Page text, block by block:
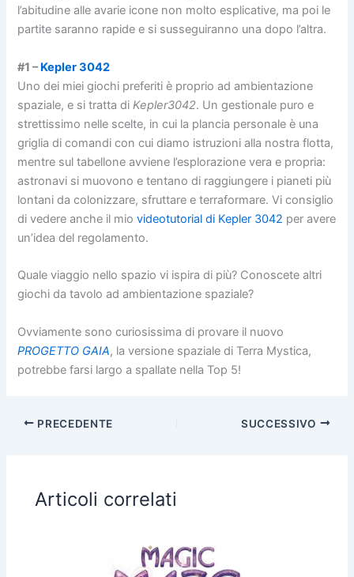
l’abitudine alle avarie icone non molto esplicative, ma poi le
partite saranno rapide e si susseguiranno una dopo l’altra.
#1 –Kepler 3042
Uno dei miei giochi preferiti è proprio ad ambientazione
spaziale, e si tratta diKepler3042. Un gestionale puro e
strettissimo nelle scelte, in cui la plancia personale è una
griglia di comandi con cui diamo istruzioni alla nostra flotta,
mentre sul tabellone avviene l’esplorazione vera e propria:
astronavi si muovono e tentano di raggiungere i pianeti più
lontani da colonizzare, sfruttare e terraformare. Vi consiglio
di vedere anche il miovideotutorial di Kepler 3042 per avere
un’idea del regolamento.
Quale viaggio nello spazio vi ispira di più? Conoscete altri
giochi da tavolo ad ambientazione spaziale?
Ovviamente sono curiosissima di provare il nuovo
PROGETTO GAIA, la versione spaziale di Terra Mystica,
potrebbe farsi largo a spallate nella Top 5!
PRECEDENTE SUCCESSIVO
Articoli correlati